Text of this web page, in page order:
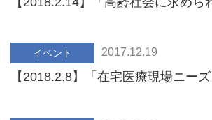
イベント 2017.12.19
【2018.2.8】「在宅医療現場ニー